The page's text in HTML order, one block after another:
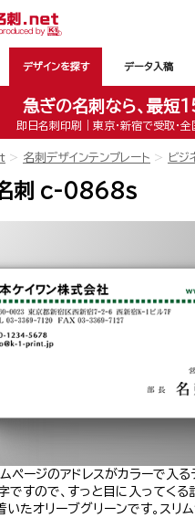
デザインを探す データ入稿
急ぎの名刺なら、最短
即日名刺印刷｜東京・新宿で受取・
名刺デザインテンプレート ビジ
名刺 c-0868s
ページのアドレスがカラーで入る
ですので、すっと目に入ってく
いたオリーブグリーンです。スリ